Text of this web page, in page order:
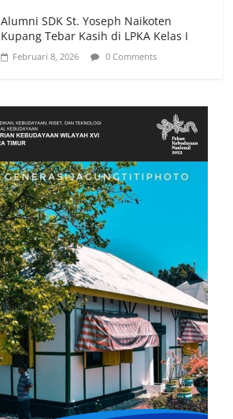
Alumni SDK St. Yoseph Naikoten
Kupang Tebar Kasih di LPKA Kelas I
Februari 8, 2026 0 Comments